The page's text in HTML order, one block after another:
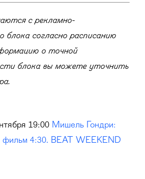
с рекламно-
блока согласно расписанию
о точной
блока вы можете уточнить
19:00 Мишель Гондри:
фильм 4:30. BEAT WEEKEND